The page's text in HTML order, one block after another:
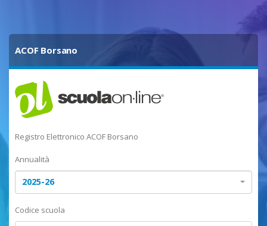
ACOF Borsano
Registro Elettronico ACOF Borsano
Annualità
2025-26
Codice scuola